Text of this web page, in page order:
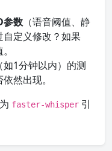
参数 （语音阈值、静
定义修改？如果
1分钟以内）的测
然出现。
faster-whisper 引